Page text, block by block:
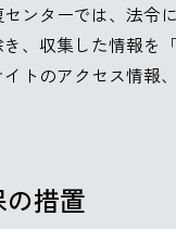
ンターでは、法令
、収集した情報を
トのアクセス情報
措置